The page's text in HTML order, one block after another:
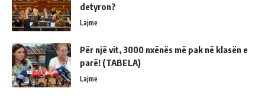
detyron?
Lajme
Për një vit, 3000 nxënës më pak në klasën e
parë! (TABELA)
Lajme